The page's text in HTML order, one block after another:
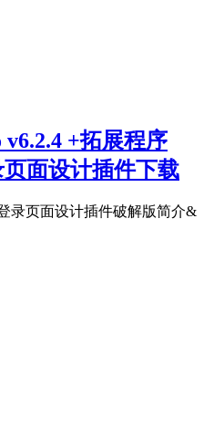
+拓展程序
面设计插件下载
登录页面设计插件破解版简介&